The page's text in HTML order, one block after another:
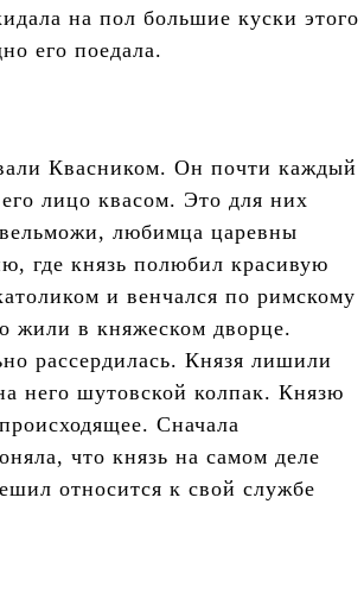
на пол большие куски этого
его поедала.
Квасником. Он почти каждый
лицо квасом. Это для них
любимца царевны
где князь полюбил красивую
и венчался по римскому
жили в княжеском дворце.
рассердилась. Князя лишили
него шутовской колпак. Князю
Сначала
что князь на самом деле
относится к свой службе